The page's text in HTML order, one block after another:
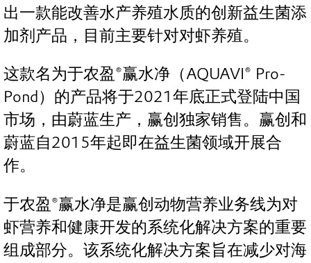
出一款能改善水产养殖水质的创新益生菌添
加剂产品，目前主要针对对虾养殖。
这款名为于农盈®赢水净（AQUAVI® Pro-
Pond）的产品将于2021年底正式登陆中国
市场，由蔚蓝生产，赢创独家销售。赢创和
蔚蓝自2015年起即在益生菌领域开展合
作。
于农盈®赢水净是赢创动物营养业务线为对
虾营养和健康开发的系统化解决方案的重要
组成部分。该系统化解决方案旨在减少对海